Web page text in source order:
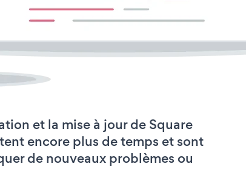
et la mise à jour de Square
encore plus de temps et sont
de nouveaux problèmes ou